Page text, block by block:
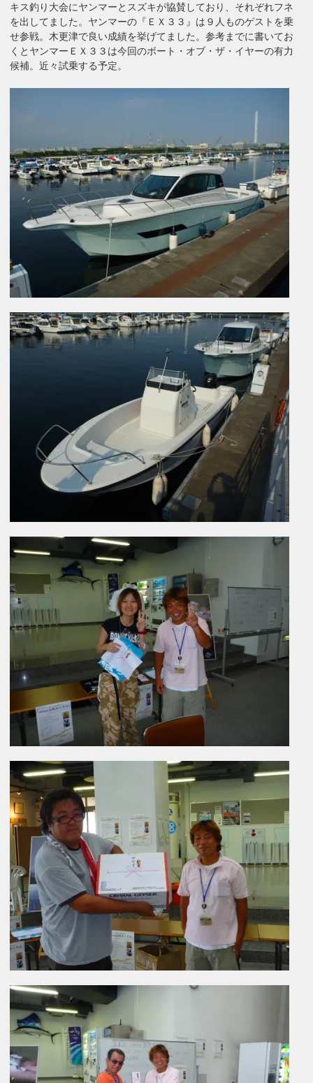
キス釣り大会にヤンマーとスズキが協賛しており、それぞれフネ
を出してました。ヤンマーの『ＥＸ３３』は９人ものゲストを乗
せ参戦。木更津で良い成績を挙げてました。参考までに書いてお
くとヤンマーＥＸ３３は今回のボート・オブ・ザ・イヤーの有力
候補。近々試乗する予定。